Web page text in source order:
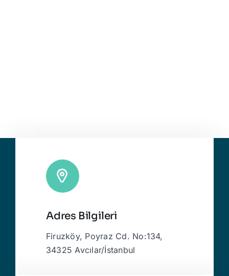
Adres Bilgileri
Firuzköy, Poyraz Cd. No:134,
34325 Avcılar/İstanbul